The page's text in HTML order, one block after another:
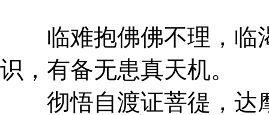
临难抱佛佛不理，临
识，有备无患真天机。
彻悟自渡证菩徥，达